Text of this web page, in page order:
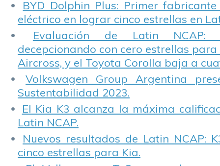
BYD Dolphin Plus: Primer
eléctrico en lograr cinco estrellas en
Evaluación de Latin NCAP:
decepcionando con cero estrellas para
Aircross, y el Toyota Corolla baja a
Volkswagen Group Argentina
Sustentabilidad 2023.
El Kia K3 alcanza la máxima
Latin NCAP.
Nuevos resultados de Latin NCAP:
cinco estrellas para Kia.